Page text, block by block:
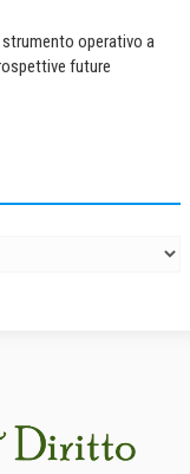
strumento operativo a
future